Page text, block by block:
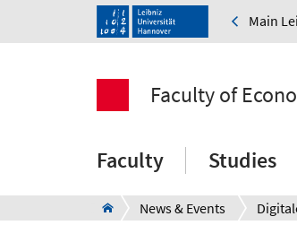
Main
Faculty of
Faculty Studies
News & Events